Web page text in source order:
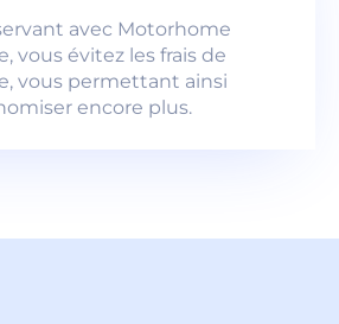
avec Motorhome
vous évitez les frais de
vous permettant ainsi
encore plus.